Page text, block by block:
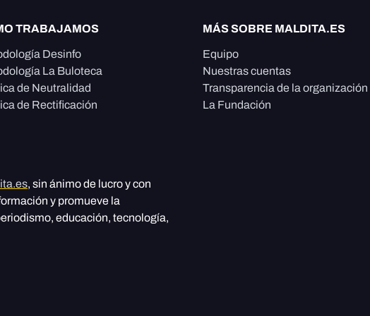
TRABAJAMOS
Desinfo
La Buloteca
de Neutralidad
de Rectificación
MÁS SOBRE MALDITA.ES
Equipo
Nuestras cuentas
Transparencia de la organización
La Fundación
, sin ánimo de lucro y con
y promueve la
educación, tecnología,